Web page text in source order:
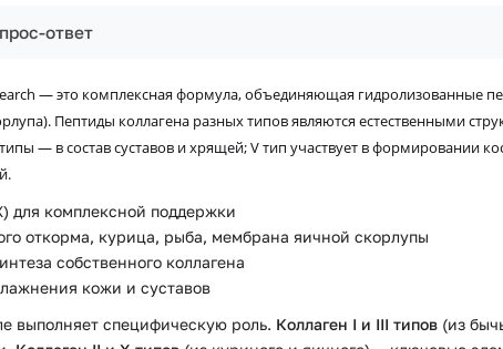
ответ
— это комплексная формула, объединяющая гидролизованные
Пептиды коллагена разных типов являются естественными
— в состав суставов и хрящей; V тип участвует в формировании
для комплексной поддержки
откорма, курица, рыба, мембрана яичной скорлупы
собственного коллагена
кожи и суставов
выполняет специфическую роль. Коллаген I и III типов (из